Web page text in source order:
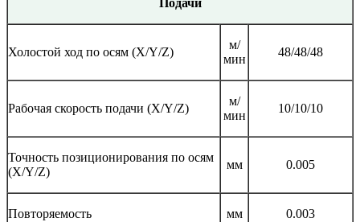
Подачи
Холостой ход по осям (X/Y/Z)
м/
мин
48/48/48
Рабочая скорость подачи (X/Y/Z)
м/
мин
10/10/10
Точность позиционирования по осям
(X/Y/Z)
мм 0.005
Повторяемость мм 0.003